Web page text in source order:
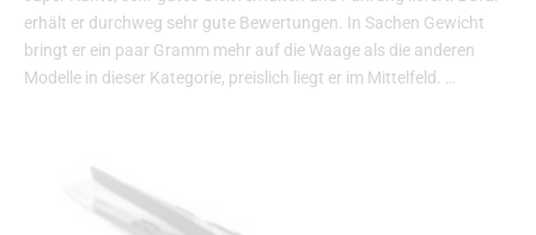
erhält er durchweg sehr gute Bewertungen. In Sachen Gewicht
bringt er ein paar Gramm mehr auf die Waage als die anderen
Modelle in dieser Kategorie, preislich liegt er im Mittelfeld. …